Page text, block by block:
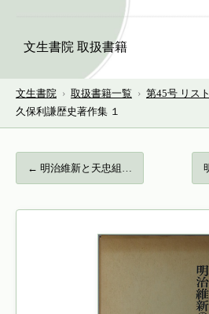
文生書院 取扱書籍
文生書院 › 取扱書籍一覧 › 第45号 リスト
久保利謙歴史著作集 １
← 明治維新と天忠組…